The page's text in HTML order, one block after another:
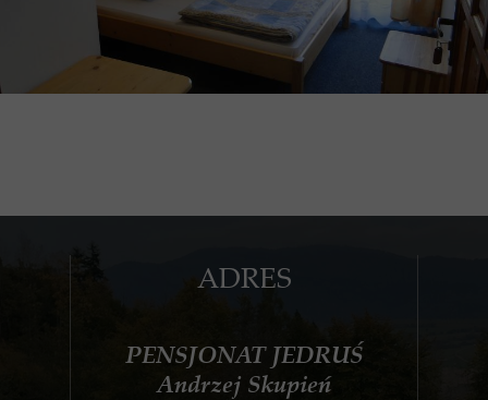
ADRES
PENSJONAT JEDRUŚ
Andrzej Skupień